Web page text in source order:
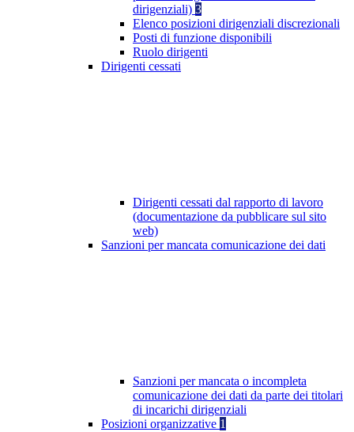
dirigenziali) 3
Elenco posizioni dirigenziali discrezionali
Posti di funzione disponibili
Ruolo dirigenti
Dirigenti cessati
Dirigenti cessati dal rapporto di lavoro
(documentazione da pubblicare sul sito
web)
Sanzioni per mancata comunicazione dei dati
Sanzioni per mancata o incompleta
comunicazione dei dati da parte dei titolari
di incarichi dirigenziali
Posizioni organizzative 1